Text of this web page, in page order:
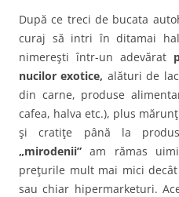
După ce treci de bucata
curaj să intri în ditamai
nimereşti într-un adevărat
nucilor exotice, alături de
din carne, produse
cafea, halva etc.), plus
şi cratiţe până la
„mirodenii” am rămas
preţurile mult mai mici
sau chiar hipermarketuri.